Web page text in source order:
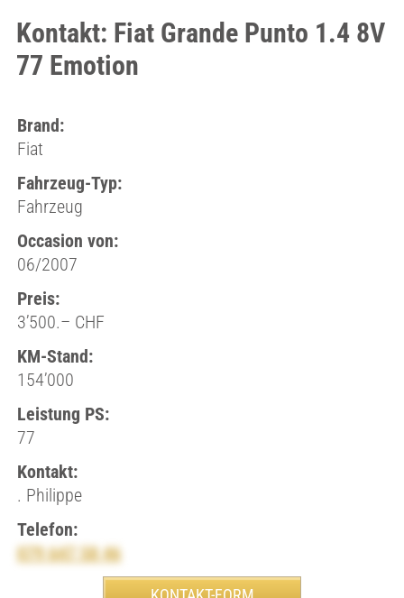
Kontakt: Fiat Grande Punto 1.4 8V
77 Emotion
Brand:
Fiat
Fahrzeug-Typ:
Fahrzeug
Occasion von:
06/2007
Preis:
3’500.– CHF
KM-Stand:
154’000
Leistung PS:
77
Kontakt:
. Philippe
Telefon:
079 647 58 46